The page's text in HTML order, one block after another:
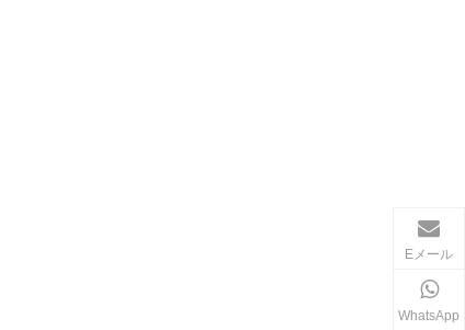
Eメール
WhatsApp